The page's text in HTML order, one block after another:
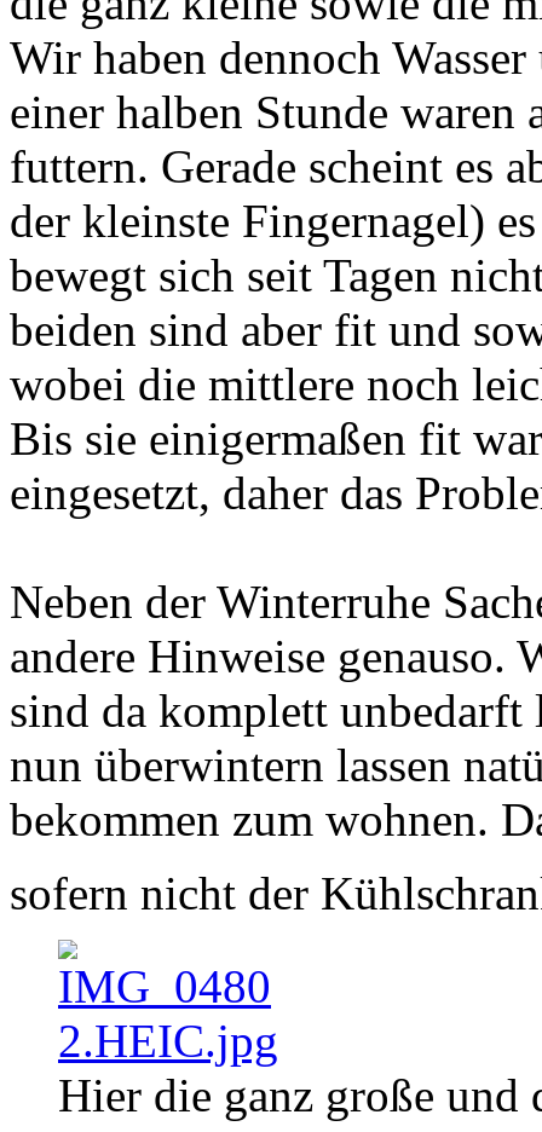
Wir haben dennoch
einer halben Stunde
futtern. Gerade scheint es
der kleinste Fingernagel)
bewegt sich seit Tagen
beiden sind aber fit und
wobei die mittlere noch
Bis sie einigermaßen fit
eingesetzt, daher das
Neben der Winterruhe
andere Hinweise genauso.
sind da komplett
nun überwintern lassen
bekommen zum wohnen.
sofern nicht der
Hier die ganz große und